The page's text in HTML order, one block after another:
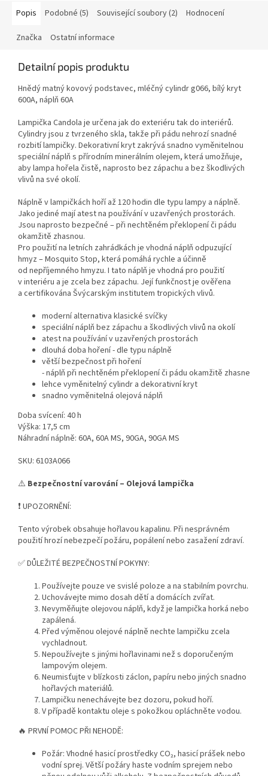
Popis Podobné (5) Související soubory (2) Hodnocení
Značka Ostatní informace
Detailní popis produktu
Hnědý matný kovový podstavec, mléčný cylindr g066, bílý kryt
600A, náplň 60A
Lampička Candola je určena jak do exteriéru tak do interiérů.
Cylindry jsou z tvrzeného skla, takže při pádu nehrozí snadné
rozbití lampičky. Dekorativní kryt zakrývá snadno vyměnitelnou
speciální náplň s přírodním minerálním olejem, která umožňuje,
aby lampa hořela čistě, naprosto bez zápachu a bez škodlivých
vlivů na své okolí.
Náplně v lampičkách hoří až 120 hodin dle typu lampy a náplně.
Jako jediné mají atest na používání v uzavřených prostorách.
Jsou naprosto bezpečné – při nechtěném překlopení či pádu
okamžitě zhasnou.
Pro použití na letních zahrádkách je vhodná náplň odpuzující
hmyz – Mosquito Stop, která pomáhá rychle a účinně
od nepříjemného hmyzu. I tato náplň je vhodná pro použití
v interiéru a je zcela bez zápachu. Její funkčnost je ověřena
a certifikována Švýcarským institutem tropických vlivů.
moderní alternativa klasické svíčky
speciální náplň bez zápachu a škodlivých vlivů na okolí
atest na používání v uzavřených prostorách
dlouhá doba hoření - dle typu náplně
větší bezpečnost při hoření
- náplň při nechtěném překlopení či pádu okamžitě zhasne
lehce vyměnitelný cylindr a dekorativní kryt
snadno vyměnitelná olejová náplň
Doba svícení: 40 h
Výška: 17,5 cm
Náhradní náplně: 60A, 60A MS, 90GA, 90GA MS
SKU: 6103A066
⚠️ Bezpečnostní varování – Olejová lampička
❗ UPOZORNĚNÍ:
Tento výrobek obsahuje hořlavou kapalinu. Při nesprávném
použití hrozí nebezpečí požáru, popálení nebo zasažení zdraví.
✅ DŮLEŽITÉ BEZPEČNOSTNÍ POKYNY:
Používejte pouze ve svislé poloze a na stabilním povrchu.
Uchovávejte mimo dosah dětí a domácích zvířat.
Nevyměňujte olejovou náplň, když je lampička horká nebo
zapálená.
Před výměnou olejové náplně nechte lampičku zcela
vychladnout.
Nepoužívejte s jinými hořlavinami než s doporučeným
lampovým olejem.
Neumisťujte v blízkosti záclon, papíru nebo jiných snadno
hořlavých materiálů.
Lampičku nenechávejte bez dozoru, pokud hoří.
V případě kontaktu oleje s pokožkou opláchněte vodou.
🔥 PRVNÍ POMOC PŘI NEHODĚ:
Požár: Vhodné hasicí prostředky CO₂, hasicí prášek nebo
vodní sprej. Větší požáry haste vodním sprejem nebo